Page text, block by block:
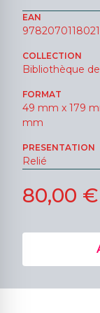
EAN
9782070118021
COLLECTION
Bibliothèque
FORMAT
49 mm x 179
mm
PRESENTATION
Relié
80,00 €